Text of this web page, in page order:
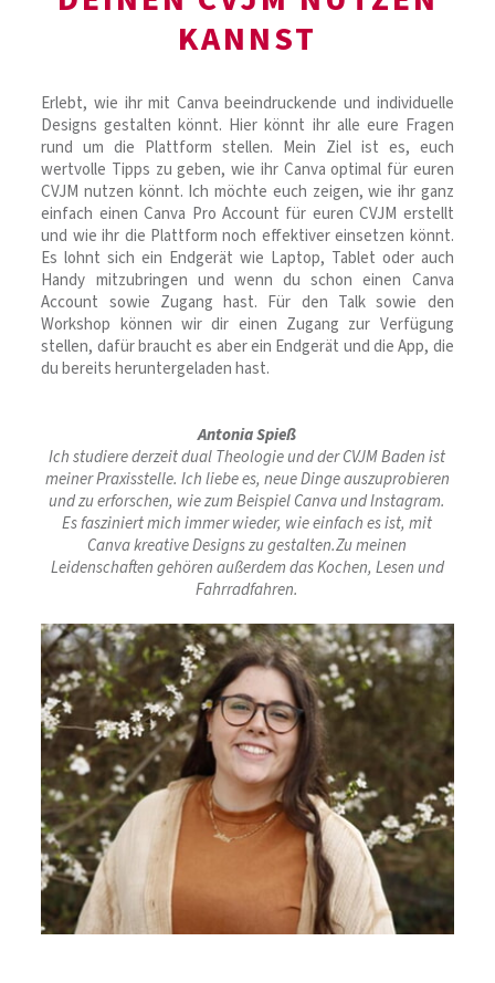
KANNST
Erlebt, wie ihr mit Canva beeindruckende und individuelle
Designs gestalten könnt. Hier könnt ihr alle eure Fragen
rund um die Plattform stellen. Mein Ziel ist es, euch
wertvolle Tipps zu geben, wie ihr Canva optimal für euren
CVJM nutzen könnt. Ich möchte euch zeigen, wie ihr ganz
einfach einen Canva Pro Account für euren CVJM erstellt
und wie ihr die Plattform noch effektiver einsetzen könnt.
Es lohnt sich ein Endgerät wie Laptop, Tablet oder auch
Handy mitzubringen und wenn du schon einen Canva
Account sowie Zugang hast. Für den Talk sowie den
Workshop können wir dir einen Zugang zur Verfügung
stellen, dafür braucht es aber ein Endgerät und die App, die
du bereits heruntergeladen hast.
Antonia Spieß
Ich studiere derzeit dual Theologie und der CVJM Baden ist
meiner Praxisstelle. Ich liebe es, neue Dinge auszuprobieren
und zu erforschen, wie zum Beispiel Canva und Instagram.
Es fasziniert mich immer wieder, wie einfach es ist, mit
Canva kreative Designs zu gestalten.Zu meinen
Leidenschaften gehören außerdem das Kochen, Lesen und
Fahrradfahren.